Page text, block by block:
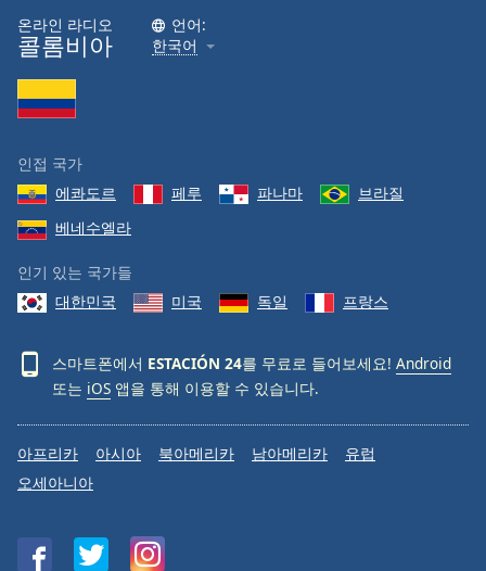
Style
Font
Family
Reset
Done
Close
Modal
End
window.
온라인 라디오
콜롬비아
언어:
한국어
인접 국가
에콰도르
페루 파나마
브라질
베네수엘라
인기 있는 국가들
대한민국
미국 독일 프랑스
스마트폰에서 ESTACIÓN 24를 무료로 들어보세요! Android
또는 iOS 앱을 통해 이용할 수 있습니다.
아프리카 아시아 북아메리카 남아메리카
유럽
오세아니아